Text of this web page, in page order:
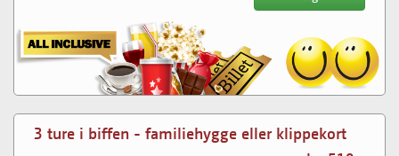
3 ture i biffen - familiehygge eller klippekort